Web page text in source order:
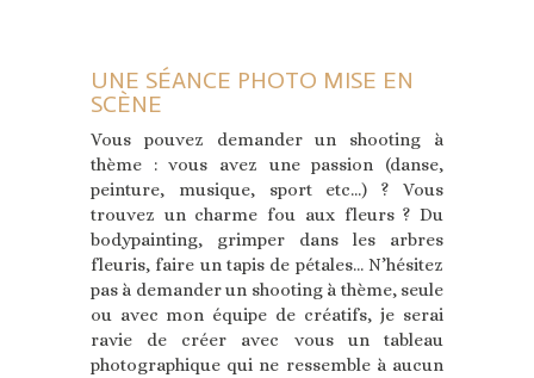
UNE SÉANCE PHOTO MISE EN
SCÈNE
Vous pouvez demander un shooting à
thème : vous avez une passion (danse,
peinture, musique, sport etc…) ? Vous
trouvez un charme fou aux fleurs ? Du
bodypainting, grimper dans les arbres
fleuris, faire un tapis de pétales… N’hésitez
pas à demander un shooting à thème, seule
ou avec mon équipe de créatifs, je serai
ravie de créer avec vous un tableau
photographique qui ne ressemble à aucun